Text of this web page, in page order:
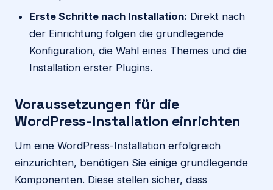
Erste Schritte nach Installation: Direkt nach
der Einrichtung folgen die grundlegende
Konfiguration, die Wahl eines Themes und die
Installation erster Plugins.
Voraussetzungen für die
WordPress-Installation einrichten
Um eine WordPress-Installation erfolgreich
einzurichten, benötigen Sie einige grundlegende
Komponenten. Diese stellen sicher, dass